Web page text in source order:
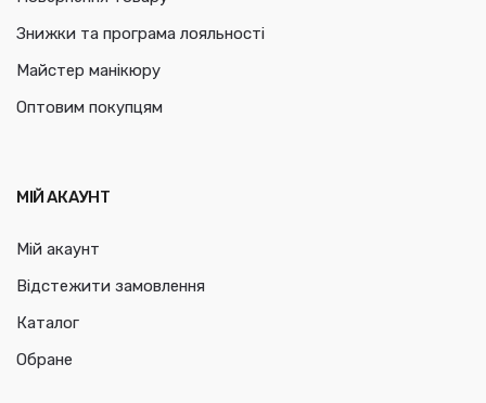
Знижки та програма лояльності
Майстер манікюру
Оптовим покупцям
МІЙ АКАУНТ
Мій акаунт
Відстежити замовлення
Каталог
Обране